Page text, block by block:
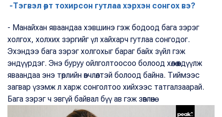
-Тэгвэл өөрт тохирсон гутлаа хэрхэн сонгох вэ?
- Манайхан яваандаа хэвшинэ гэж бодоод бага зэрэг
холгох, холхих зэргийг үл хайхарч гутлаа сонгодог.
Эхэндээ бага зэрэг холгохыг бараг байх зүйл гэж
эндүүрдэг. Энэ буруу ойлголтоосоо болоод хөлөө өвдүүлж
яваандаа энэ төрлийн өвчлөлтэй болоод байна. Тиймээс
загвар үзэмж л харж сонголтоо хийхээс татгалзаарай.
Бага зэрэг ч эвгүй байвал бүү ав гэж зөвлөнө.